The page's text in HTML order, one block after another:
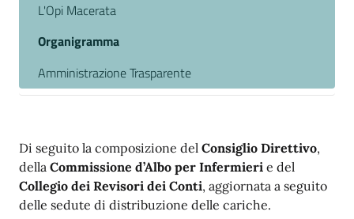
L'Opi Macerata
Organigramma
Amministrazione Trasparente
Di seguito la composizione del Consiglio Direttivo,
della Commissione d’Albo per Infermieri e del
Collegio dei Revisori dei Conti, aggiornata a seguito
delle sedute di distribuzione delle cariche.